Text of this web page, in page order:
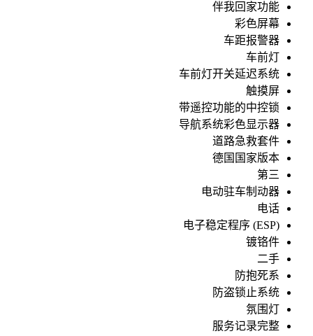
伴我回家功能
彩色屏幕
车距报警器
车前灯
车前灯开关延迟系统
触摸屏
带遥控功能的中控锁
导航系统彩色显示器
道路急救套件
德国国家版本
第三
电动驻车制动器
电话
电子稳定程序 (ESP)
镀铬件
二手
防抱死系
防盗锁止系统
氛围灯
服务记录完整